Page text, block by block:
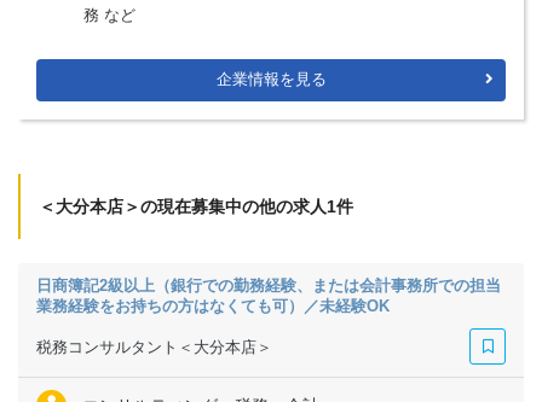
務 など
企業情報を見る
＜大分本店＞の現在募集中の他の求人1件
日商簿記2級以上（銀行での勤務経験、または会計事務所での担当
業務経験をお持ちの方はなくても可）／未経験OK
税務コンサルタント＜大分本店＞